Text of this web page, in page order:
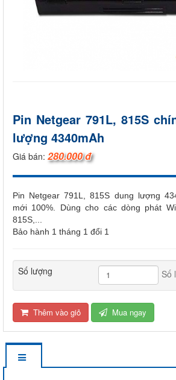
Pin Netgear 791L, 815S
lượng 4340mAh
Giá bán: 280.000 đ
Pin Netgear 791L, 815S dung lượng
mới 100%. Dùng cho các dòng phát
815S,...
Bảo hành 1 tháng 1 đổi 1
Số lượng Số
Thêm vào giỏ Mua ngay